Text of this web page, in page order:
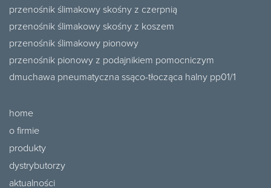
home
o firmie
produkty
dystrybutorzy
aktualności
przenośnik ślimakowy skośny z czerpnią
przenośnik ślimakowy skośny z koszem
przenośnik ślimakowy pionowy
przenośnik pionowy z podajnikiem pomocniczym
dmuchawa pneumatyczna ssąco-tłocząca halny pp01/1